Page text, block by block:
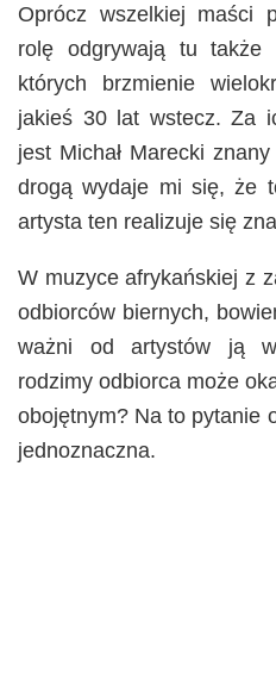
Oprócz wszelkiej maści
rolę odgrywają tu także
których brzmienie
jakieś 30 lat wstecz. Za
jest Michał Marecki
drogą wydaje mi się, że
artysta ten realizuje się
W muzyce afrykańskiej z
odbiorców biernych,
ważni od artystów ją
rodzimy odbiorca może
obojętnym? Na to pytanie
jednoznaczna.